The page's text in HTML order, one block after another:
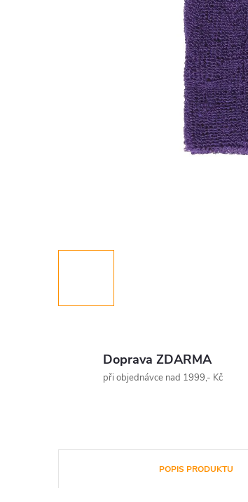
Doprava ZDARMA
při objednávce nad 1999,- Kč
POPIS PRODUKTU